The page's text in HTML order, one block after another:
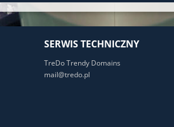
SERWIS TECHNICZNY
TreDo Trendy Domains
mail@tredo.pl